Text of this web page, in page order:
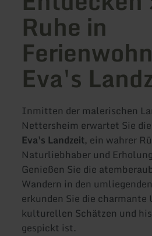
Ruhe in
Eva's
Inmitten der malerischen
Nettersheim erwartet Sie die
Eva's Landzeit, ein wahrer
Naturliebhaber und
Genießen Sie die
Wandern in den
erkunden Sie die charmante
kulturellen Schätzen und
gespickt ist.